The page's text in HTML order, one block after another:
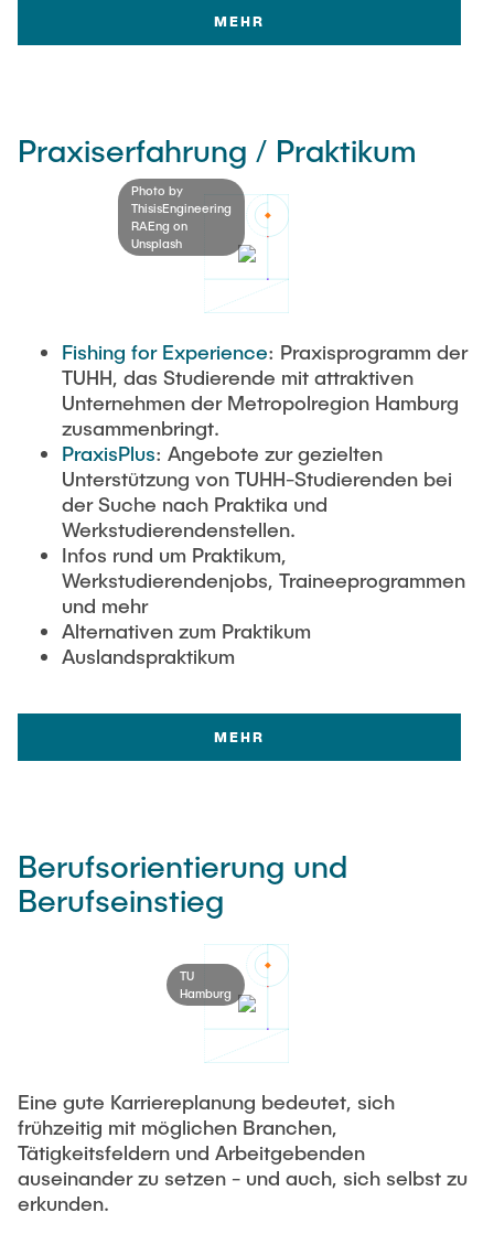
MEHR
Praxiserfahrung / Praktikum
Photo by
ThisisEngineering
RAEng on
Unsplash
Fishing for Experience: Praxisprogramm der
TUHH, das Studierende mit attraktiven
Unternehmen der Metropolregion Hamburg
zusammenbringt.
PraxisPlus: Angebote zur gezielten
Unterstützung von TUHH-Studierenden bei
der Suche nach Praktika und
Werkstudierendenstellen.
Infos rund um Praktikum,
Werkstudierendenjobs, Traineeprogrammen
und mehr
Alternativen zum Praktikum
Auslandspraktikum
MEHR
Berufsorientierung und
Berufseinstieg
TU
Hamburg
Eine gute Karriereplanung bedeutet, sich
frühzeitig mit möglichen Branchen,
Tätigkeitsfeldern und Arbeitgebenden
auseinander zu setzen - und auch, sich selbst zu
erkunden.